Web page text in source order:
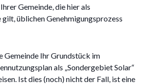
Gemeinde, die hier als
üblichen Genehmigungsprozess
Gemeinde Ihr Grundstück im
als „Sondergebiet Solar“
Ist dies (noch) nicht der Fall, ist eine